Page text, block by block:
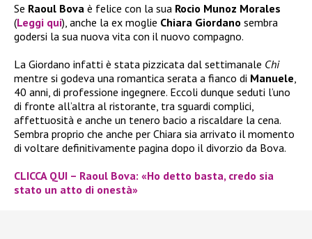
Se Raoul Bova è felice con la sua Rocio Munoz Morales
(Leggi qui), anche la ex moglie Chiara Giordano sembra
godersi la sua nuova vita con il nuovo compagno.
La Giordano infatti è stata pizzicata dal settimanale Chi
mentre si godeva una romantica serata a fianco di Manuele
40 anni, di professione ingegnere. Eccoli dunque seduti l’uno
di fronte all’altra al ristorante, tra sguardi complici,
affettuosità e anche un tenero bacio a riscaldare la cena.
Sembra proprio che anche per Chiara sia arrivato il momento
di voltare definitivamente pagina dopo il divorzio da Bova.
CLICCA QUI – Raoul Bova: «Ho detto basta, credo sia
stato un atto di onestà»